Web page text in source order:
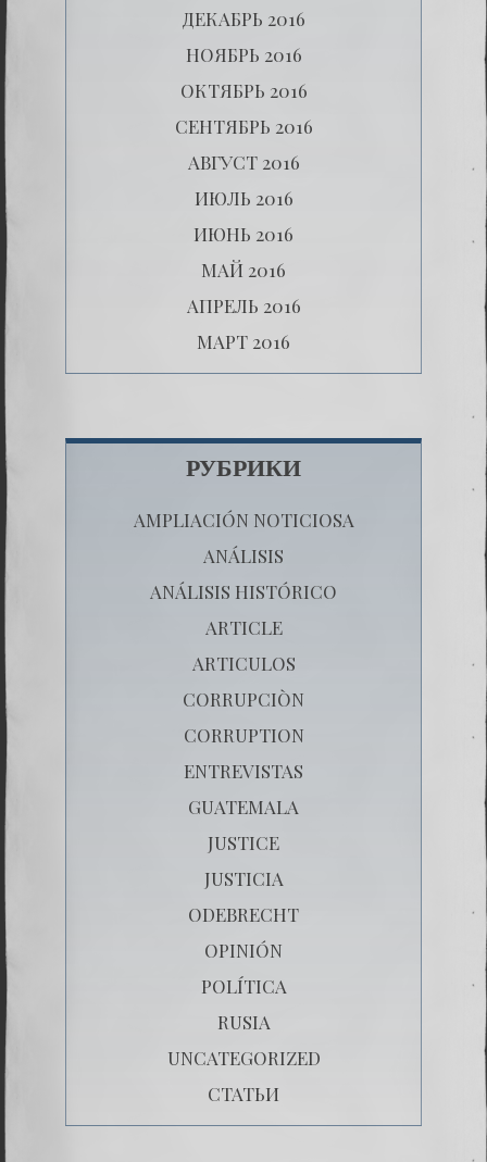
ДЕКАБРЬ 2016
НОЯБРЬ 2016
ОКТЯБРЬ 2016
СЕНТЯБРЬ 2016
АВГУСТ 2016
ИЮЛЬ 2016
ИЮНЬ 2016
МАЙ 2016
АПРЕЛЬ 2016
МАРТ 2016
РУБРИКИ
AMPLIACIÓN NOTICIOSA
ANÁLISIS
ANÁLISIS HISTÓRICO
ARTICLE
ARTICULOS
CORRUPCIÒN
CORRUPTION
ENTREVISTAS
GUATEMALA
JUSTICE
JUSTICIA
ODEBRECHT
OPINIÓN
POLÍTICA
RUSIA
UNCATEGORIZED
СТАТЬИ